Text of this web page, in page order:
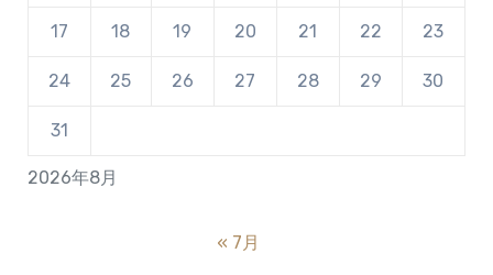
2026年8月
17 18 19 20 21 22 23
24 25 26 27 28 29 30
31
« 7月